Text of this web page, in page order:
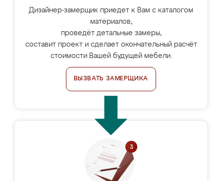
Дизайнер-замерщик приедет к Вам с каталогом
материалов,
проведёт детальные замеры,
составит проект и сделает окончательный расчёт
стоимости Вашей будущей мебели.
ВЫЗВАТЬ ЗАМЕРЩИКА